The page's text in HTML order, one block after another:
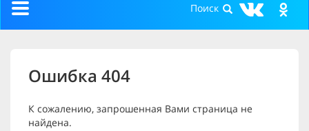
Toggle
Ошибка 404
К сожалению, запрошенная Вами страница не
найдена.